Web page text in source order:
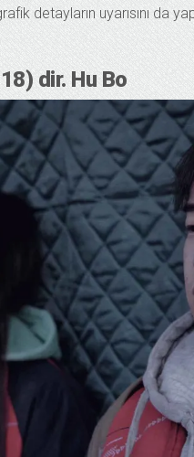
detayların uyarısını da
dir. Hu Bo